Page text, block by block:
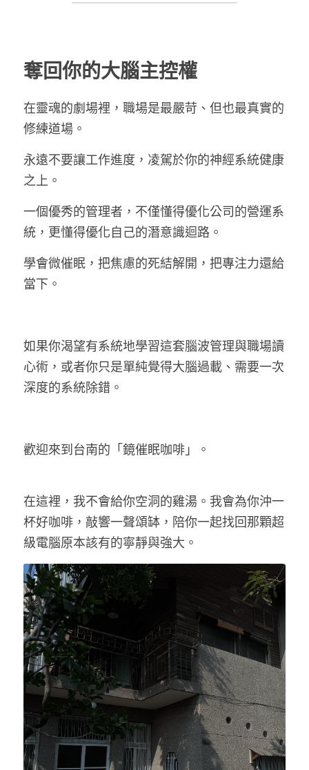
奪回你的大腦主控權
在靈魂的劇場裡，職場是最嚴苛、但也最真實的
修練道場。
永遠不要讓工作進度，凌駕於你的神經系統健康
之上。
一個優秀的管理者，不僅懂得優化公司的營運系
統，更懂得優化自己的潛意識迴路。
學會微催眠，把焦慮的死結解開，把專注力還給
當下。
如果你渴望有系統地學習這套腦波管理與職場讀
心術，或者你只是單純覺得大腦過載、需要一次
深度的系統除錯。
歡迎來到台南的「鏡催眠咖啡」。
在這裡，我不會給你空洞的雞湯。我會為你沖一
杯好咖啡，敲響一聲頌缽，陪你一起找回那顆超
級電腦原本該有的寧靜與強大。